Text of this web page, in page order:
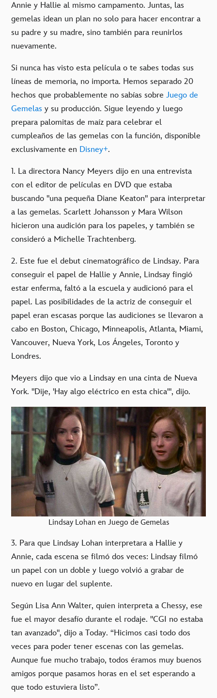
Annie y Hallie al mismo campamento. Juntas, las
gemelas idean un plan no solo para hacer encontrar a
su padre y su madre, sino también para reunirlos
nuevamente.
Si nunca has visto esta película o te sabes todas sus
líneas de memoria, no importa. Hemos separado 20
hechos que probablemente no sabías sobre Juego de
Gemelas y su producción. Sigue leyendo y luego
prepara palomitas de maíz para celebrar el
cumpleaños de las gemelas con la función, disponible
exclusivamente en Disney+.
1. La directora Nancy Meyers dijo en una entrevista
con el editor de películas en DVD que estaba
buscando "una pequeña Diane Keaton" para interpretar
a las gemelas. Scarlett Johansson y Mara Wilson
hicieron una audición para los papeles, y también se
consideró a Michelle Trachtenberg.
2. Este fue el debut cinematográfico de Lindsay. Para
conseguir el papel de Hallie y Annie, Lindsay fingió
estar enferma, faltó a la escuela y audicionó para el
papel. Las posibilidades de la actriz de conseguir el
papel eran escasas porque las audiciones se llevaron a
cabo en Boston, Chicago, Minneapolis, Atlanta, Miami,
Vancouver, Nueva York, Los Ángeles, Toronto y
Londres.
Meyers dijo que vio a Lindsay en una cinta de Nueva
York. "Dije, 'Hay algo eléctrico en esta chica'", dijo.
Lindsay Lohan en Juego de Gemelas
3. Para que Lindsay Lohan interpretara a Hallie y
Annie, cada escena se filmó dos veces: Lindsay filmó
un papel con un doble y luego volvió a grabar de
nuevo en lugar del suplente.
Según Lisa Ann Walter, quien interpreta a Chessy, ese
fue el mayor desafío durante el rodaje. "CGI no estaba
tan avanzado", dijo a Today. “Hicimos casi todo dos
veces para poder tener escenas con las gemelas.
Aunque fue mucho trabajo, todos éramos muy buenos
amigos porque pasamos horas en el set esperando a
que todo estuviera listo”.